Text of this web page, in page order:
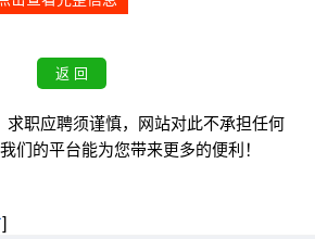
求职应聘须谨慎，网站对此不承担任何
们的平台能为您带来更多的便利！
]